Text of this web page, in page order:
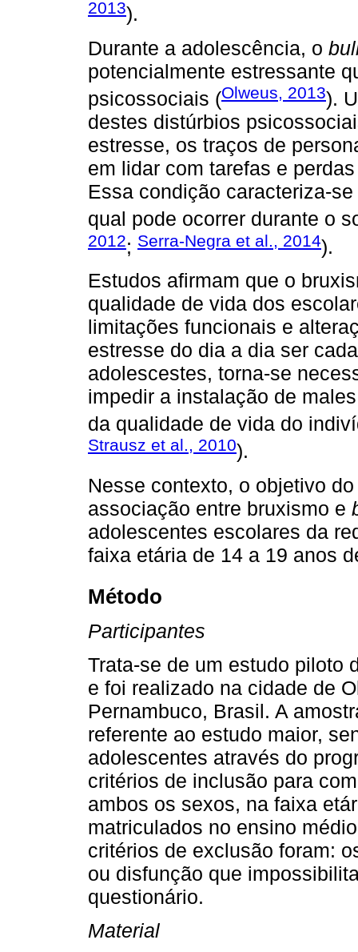
2013).
Durante a adolescência, o
potencialmente estressante
psicossociais (Olweus, 2013).
destes distúrbios
estresse, os traços de
em lidar com tarefas e
Essa condição caracteriza-
qual pode ocorrer durante o
2012; Serra-Negra et al., 2014).
Estudos afirmam que o
qualidade de vida dos
limitações funcionais e
estresse do dia a dia ser
adolescestes, torna-se
impedir a instalação de
da qualidade de vida do
Strausz et al., 2010).
Nesse contexto, o objetivo
associação entre bruxismo e
adolescentes escolares da
faixa etária de 14 a 19 anos
Método
Participantes
Trata-se de um estudo piloto
e foi realizado na cidade de
Pernambuco, Brasil. A
referente ao estudo maior,
adolescentes através do
critérios de inclusão para
ambos os sexos, na faixa
matriculados no ensino
critérios de exclusão foram:
ou disfunção que
questionário.
Material